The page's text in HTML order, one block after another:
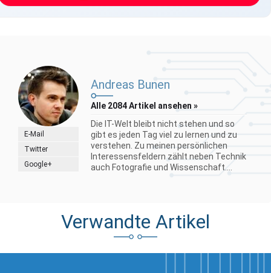
E-Mail
Twitter
Google+
Andreas Bunen
Alle 2084 Artikel ansehen »
Die IT-Welt bleibt nicht stehen und so
gibt es jeden Tag viel zu lernen und zu
verstehen. Zu meinen persönlichen
Interessensfeldern zählt neben Technik
auch Fotografie und Wissenschaft....
Verwandte Artikel